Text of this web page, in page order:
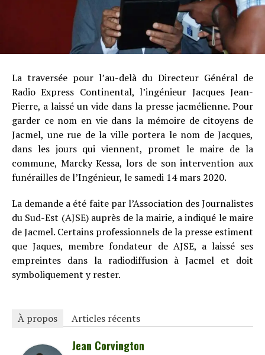
La traversée pour l’au-delà du Directeur Général de
Radio Express Continental, l’ingénieur Jacques Jean-
Pierre, a laissé un vide dans la presse jacmélienne. Pour
garder ce nom en vie dans la mémoire de citoyens de
Jacmel, une rue de la ville portera le nom de Jacques,
dans les jours qui viennent, promet le maire de la
commune, Marcky Kessa, lors de son intervention aux
funérailles de l’Ingénieur, le samedi 14 mars 2020.
La demande a été faite par l’Association des Journalistes
du Sud-Est (AJSE) auprès de la mairie, a indiqué le maire
de Jacmel. Certains professionnels de la presse estiment
que Jaques, membre fondateur de AJSE, a laissé ses
empreintes dans la radiodiffusion à Jacmel et doit
symboliquement y rester.
À propos Articles récents
Jean Corvington